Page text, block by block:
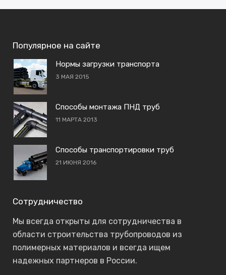
Популярное на сайте
Нормы загрузки транспорта
3 МАЯ 2015
Способы монтажа ПНД труб
11 МАРТА 2013
Способы транспортировки труб
21 ИЮНЯ 2016
Сотрудничество
Мы всегда открыты для сотрудничества в
области строительства трубопроводов из
полимерных материалов и всегда ищем
надежных партнеров в России.